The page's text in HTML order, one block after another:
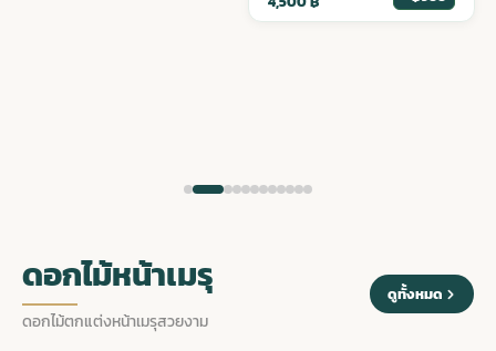
ดอกไม้หน้าเมรุ
ดอกไม้ตกแต่งหน้าเมรุสวยงาม
ดูทั้งหมด